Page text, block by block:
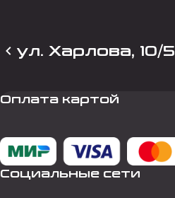
ул. Харлова, 10/5
Оплата картой
Социальные сети